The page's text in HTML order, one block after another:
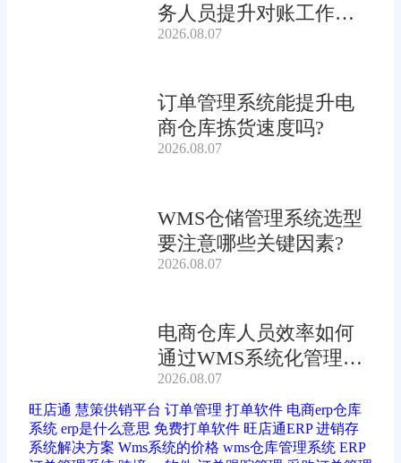
务人员提升对账工作效
率?
2026.08.07
订单管理系统能提升电
商仓库拣货速度吗?
2026.08.07
WMS仓储管理系统选型
要注意哪些关键因素?
2026.08.07
电商仓库人员效率如何
通过WMS系统化管理提
升?
2026.08.07
旺店通 慧策供销平台 订单管理 打单软件 电商erp仓库
系统 erp是什么意思 免费打单软件 旺店通ERP 进销存
系统解决方案 Wms系统的价格 wms仓库管理系统 ERP